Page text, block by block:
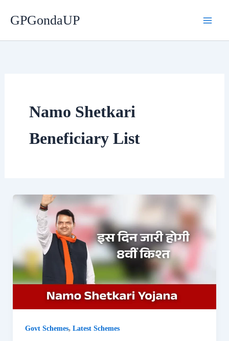
GPGondaUP
Namo Shetkari
Beneficiary List
Govt Schemes, Latest Schemes